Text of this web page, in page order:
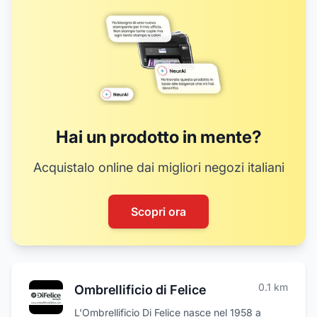
Hai un prodotto in mente?
Acquistalo online dai migliori negozi italiani
Scopri ora
Ombrellificio di Felice 0.1 km
L'Ombrellificio Di Felice nasce nel 1958 a